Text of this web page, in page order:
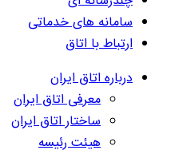
سامانه های خدماتی
ارتباط با اتاق
درباره اتاق ایران
معرفی اتاق ایران
ساختار اتاق ایران
هیئت رئیسه